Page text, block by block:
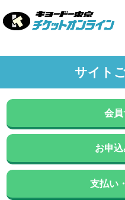
サイト
会
お申
支払い